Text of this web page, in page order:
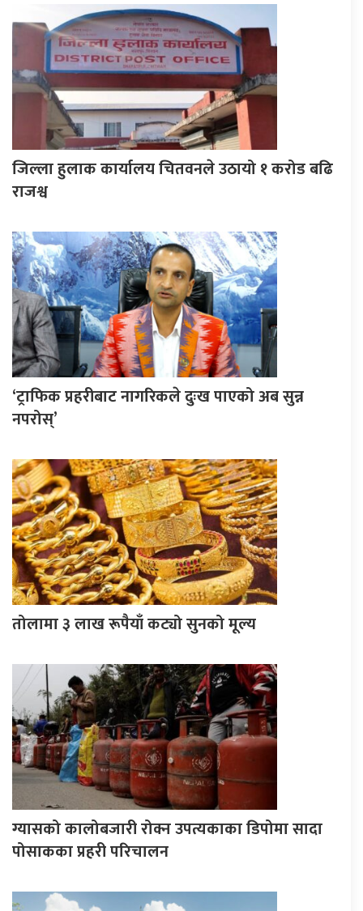
जिल्ला हुलाक कार्यालय चितवनले उठायो १ करोड बढि
राजश्व
‘ट्राफिक प्रहरीबाट नागरिकले दुःख पाएको अब सुन्न
नपरोस्’
तोलामा ३ लाख रूपैयाँ कट्यो सुनको मूल्य
ग्यासको कालोबजारी रोक्न उपत्यकाका डिपोमा सादा
पोसाकका प्रहरी परिचालन